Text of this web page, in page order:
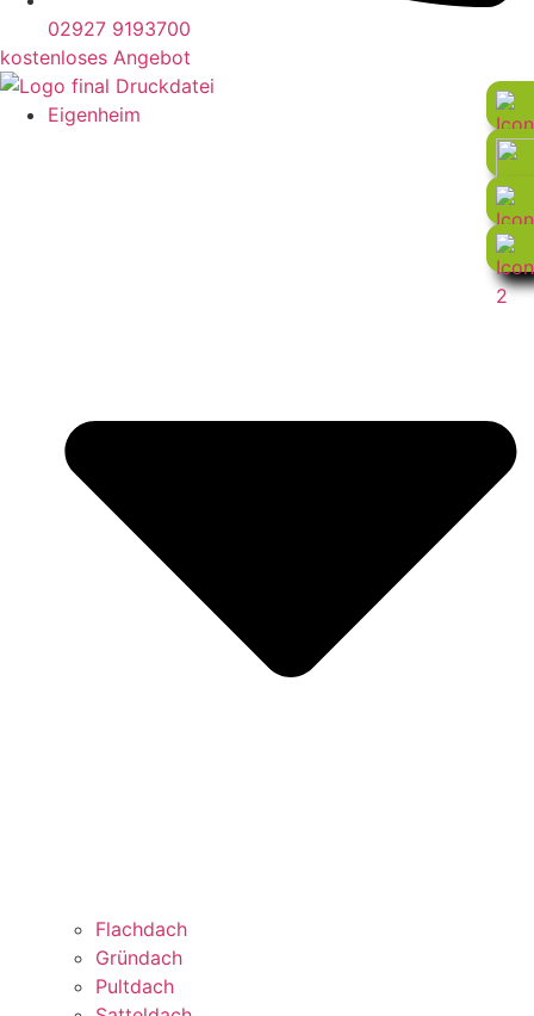
02927 9193700
kostenloses Angebot
Eigenheim
Flachdach
Gründach
Pultdach